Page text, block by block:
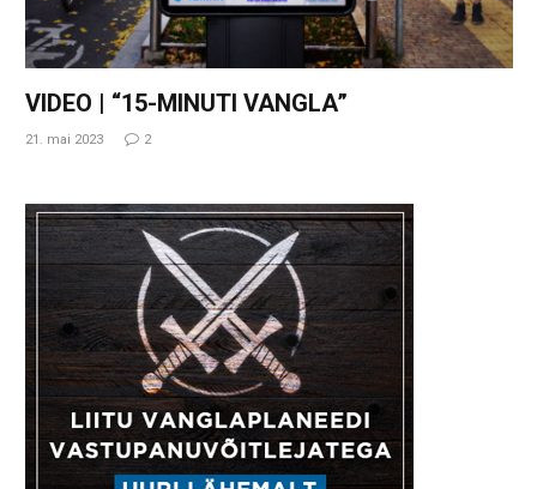
VIDEO | “15-MINUTI VANGLA”
21. mai 2023 2